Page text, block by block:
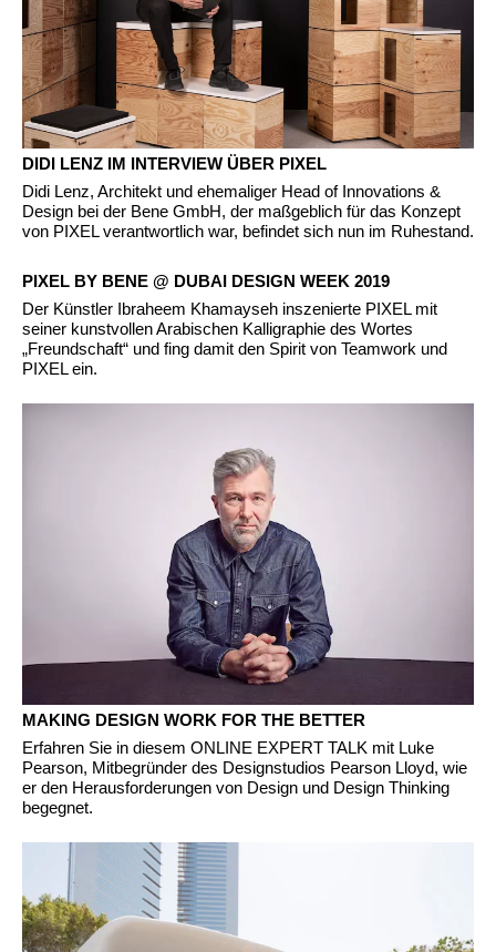
DIDI LENZ IM INTERVIEW ÜBER PIXEL
Didi Lenz, Architekt und ehemaliger Head of Innovations &
Design bei der Bene GmbH, der maßgeblich für das Konzept
von PIXEL verantwortlich war, befindet sich nun im Ruhestand.
PIXEL BY BENE @ DUBAI DESIGN WEEK 2019
Der Künstler Ibraheem Khamayseh inszenierte PIXEL mit
seiner kunstvollen Arabischen Kalligraphie des Wortes
„Freundschaft“ und fing damit den Spirit von Teamwork und
PIXEL ein.
MAKING DESIGN WORK FOR THE BETTER
Erfahren Sie in diesem ONLINE EXPERT TALK mit Luke
Pearson, Mitbegründer des Designstudios Pearson Lloyd, wie
er den Herausforderungen von Design und Design Thinking
begegnet.